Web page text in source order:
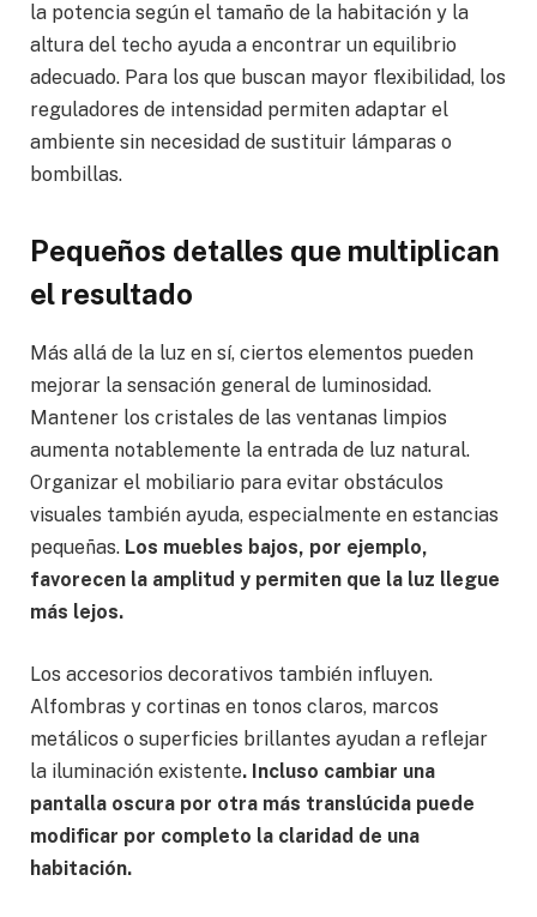
la potencia según el tamaño de la habitación y la
altura del techo ayuda a encontrar un equilibrio
adecuado. Para los que buscan mayor flexibilidad, los
reguladores de intensidad permiten adaptar el
ambiente sin necesidad de sustituir lámparas o
bombillas.
Pequeños detalles que multiplican
el resultado
Más allá de la luz en sí, ciertos elementos pueden
mejorar la sensación general de luminosidad.
Mantener los cristales de las ventanas limpios
aumenta notablemente la entrada de luz natural.
Organizar el mobiliario para evitar obstáculos
visuales también ayuda, especialmente en estancias
pequeñas. Los muebles bajos, por ejemplo,
favorecen la amplitud y permiten que la luz llegue
más lejos.
Los accesorios decorativos también influyen.
Alfombras y cortinas en tonos claros, marcos
metálicos o superficies brillantes ayudan a reflejar
la iluminación existente. Incluso cambiar una
pantalla oscura por otra más translúcida puede
modificar por completo la claridad de una
habitación.